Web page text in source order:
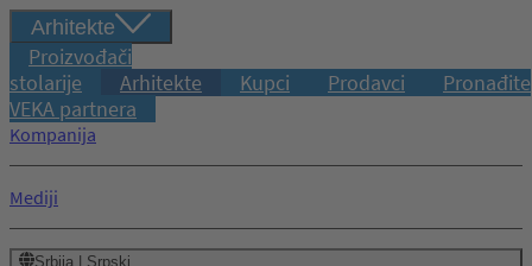
Arhitekte
Proizvođači
stolarije
Arhitekte Kupci Prodavci
Pronađite
VEKA partnera
Kompanija
Mediji
Srbija | Srpski